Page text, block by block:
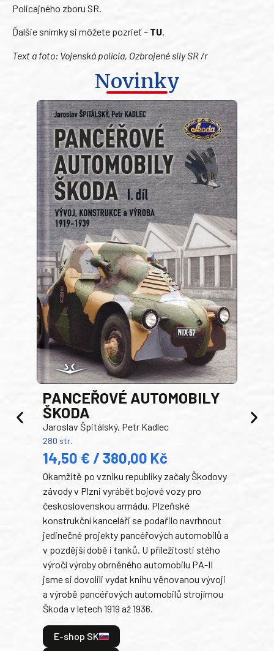
Policajného zboru SR.
Ďalšie snímky si môžete pozrieť – TU.
Text a foto: Vojenská polícia, Ozbrojené sily SR /r
Novinky
PANCEŘOVÉ AUTOMOBILY
ŠKODA
Jaroslav Špitálský, Petr Kadlec
280 str.
14,50 € / 380,00 Kč
Okamžitě po vzniku republiky začaly Škodovy
závody v Plzni vyrábět bojové vozy pro
československou armádu. Plzeňské
konstrukční kanceláři se podařilo navrhnout
jedinečné projekty pancéřových automobilů a
v pozdější době i tanků. U příležitosti stého
výročí výroby obrněného automobilu PA-II
jsme si dovolili vydat knihu věnovanou vývoji
a výrobě pancéřových automobilů strojírnou
Škoda v letech 1919 až 1936.
E-shop SK